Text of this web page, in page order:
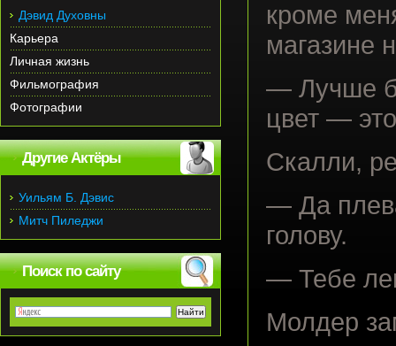
кроме
магазине
— Лучше
цвет —
Скалли,
— Да
голову.
— Тебе
Молдер
Дэвид Духовны
Карьера
Личная жизнь
Фильмография
Фотографии
Другие Актёры
Уильям Б. Дэвис
Митч Пиледжи
Поиск по сайту